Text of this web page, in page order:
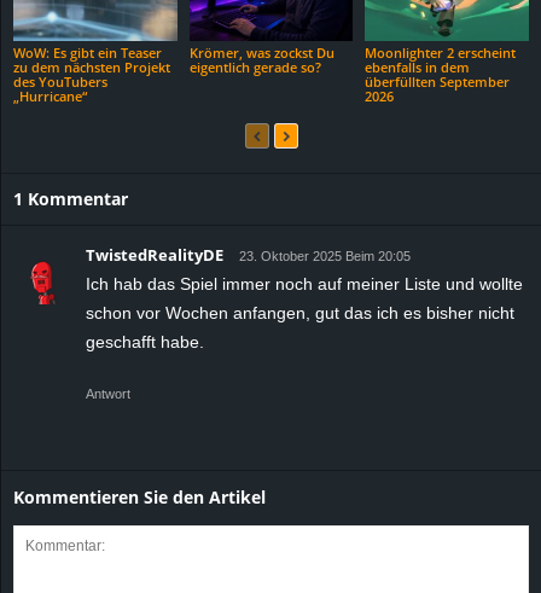
WoW: Es gibt ein Teaser
zu dem nächsten Projekt
des YouTubers
„Hurricane“
Krömer, was zockst Du
eigentlich gerade so?
Moonlighter 2 erscheint
ebenfalls in dem
überfüllten September
2026
1 Kommentar
TwistedRealityDE 23. Oktober 2025 Beim 20:05
Ich hab das Spiel immer noch auf meiner Liste und wollte
schon vor Wochen anfangen, gut das ich es bisher nicht
geschafft habe.
Antwort
Kommentieren Sie den Artikel